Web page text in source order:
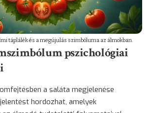
táplálék és a megújulás szimbóluma az álmokban.
pszichológiai
a saláta megjelenése
hordozhat, amelyek